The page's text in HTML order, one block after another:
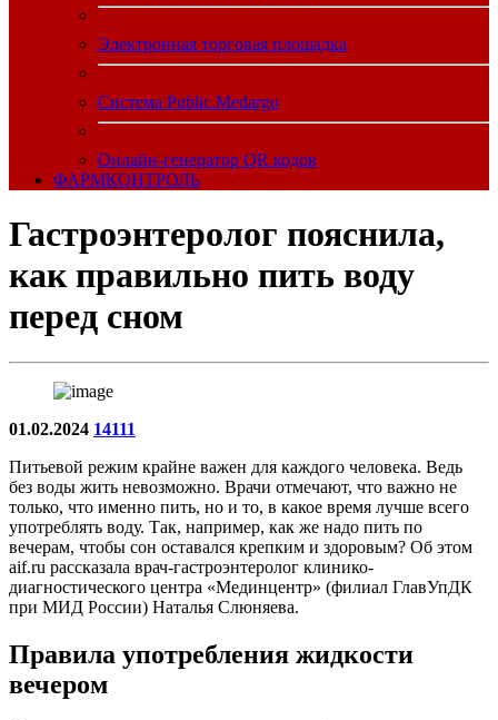
Электронная торговая площадка
Система Public.Medargo
Онлайн-генератор QR кодов
ФАРМКОНТРОЛЬ
Гастроэнтеролог пояснила,
как правильно пить воду
перед сном
01.02.2024 14111
Питьевой режим крайне важен для каждого человека. Ведь
без воды жить невозможно. Врачи отмечают, что важно не
только, что именно пить, но и то, в какое время лучше всего
употреблять воду. Так, например, как же надо пить по
вечерам, чтобы сон оставался крепким и здоровым? Об этом
aif.ru рассказала врач-гастроэнтеролог клинико-
диагностического центра «Мединцентр» (филиал ГлавУпДК
при МИД России) Наталья Слюняева.
Правила употребления жидкости
вечером